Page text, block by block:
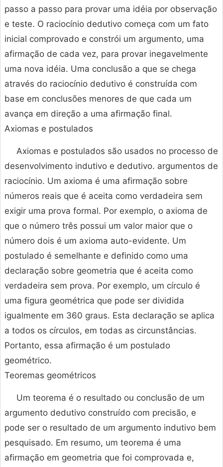
passo a passo para provar uma idéia por observação
e teste. O raciocínio dedutivo começa com um fato
inicial comprovado e constrói um argumento, uma
afirmação de cada vez, para provar inegavelmente
uma nova idéia. Uma conclusão a que se chega
através do raciocínio dedutivo é construída com
base em conclusões menores de que cada um
avança em direção a uma afirmação final.
Axiomas e postulados
Axiomas e postulados são usados no processo de
desenvolvimento indutivo e dedutivo. argumentos de
raciocínio. Um axioma é uma afirmação sobre
números reais que é aceita como verdadeira sem
exigir uma prova formal. Por exemplo, o axioma de
que o número três possui um valor maior que o
número dois é um axioma auto-evidente. Um
postulado é semelhante e definido como uma
declaração sobre geometria que é aceita como
verdadeira sem prova. Por exemplo, um círculo é
uma figura geométrica que pode ser dividida
igualmente em 360 graus. Esta declaração se aplica
a todos os círculos, em todas as circunstâncias.
Portanto, essa afirmação é um postulado
geométrico.
Teoremas geométricos
Um teorema é o resultado ou conclusão de um
argumento dedutivo construído com precisão, e
pode ser o resultado de um argumento indutivo bem
pesquisado. Em resumo, um teorema é uma
afirmação em geometria que foi comprovada e,